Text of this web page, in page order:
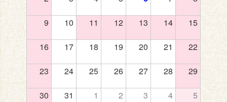
9 10 11 12 13 14 15
16 17 18 19 20 21 22
23 24 25 26 27 28 29
30 31 1 2 3 4 5